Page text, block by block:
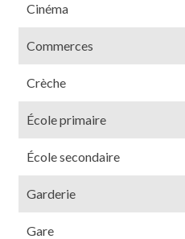
Cinéma
Commerces
Crèche
École primaire
École secondaire
Garderie
Gare